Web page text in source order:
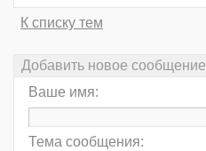
К списку тем
Добавить новое сообщение
Ваше имя:
Тема сообщения: